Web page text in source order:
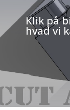
Klik på
hvad vi